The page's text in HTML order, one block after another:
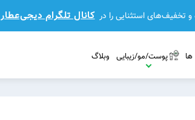
تخفیف‌های استثنایی را در کانال تلگرام دیجی‌عطار
پوست/مو/زیبایی وبلاگ